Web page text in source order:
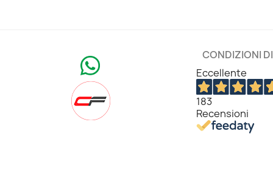
CONDIZIONI
Eccellente
183
Recensioni